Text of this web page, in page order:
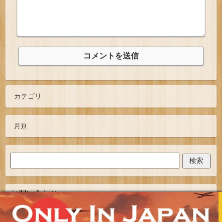
お問い合わせ